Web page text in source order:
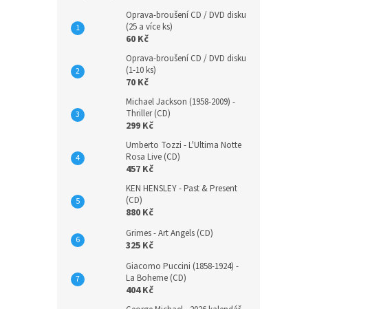
Oprava-broušení CD / DVD disku
(25 a více ks)
60 Kč
Oprava-broušení CD / DVD disku
(1-10 ks)
70 Kč
Michael Jackson (1958-2009) -
Thriller (CD)
299 Kč
Umberto Tozzi - L'Ultima Notte
Rosa Live (CD)
457 Kč
KEN HENSLEY - Past & Present
(CD)
880 Kč
Grimes - Art Angels (CD)
325 Kč
Giacomo Puccini (1858-1924) -
La Boheme (CD)
404 Kč